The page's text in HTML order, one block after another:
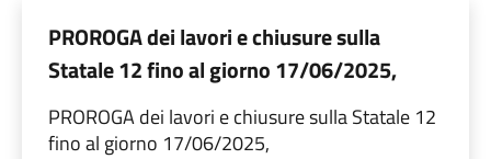
PROROGA dei lavori e chiusure sulla
Statale 12 fino al giorno 17/06/2025,
PROROGA dei lavori e chiusure sulla Statale 12
fino al giorno 17/06/2025,